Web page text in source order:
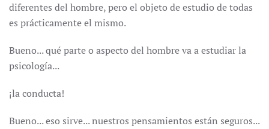
diferentes del hombre, pero el objeto de estudio de todas
es prácticamente el mismo.
Bueno... qué parte o aspecto del hombre va a estudiar la
psicología...
¡la conducta!
Bueno... eso sirve... nuestros pensamientos están seguros...